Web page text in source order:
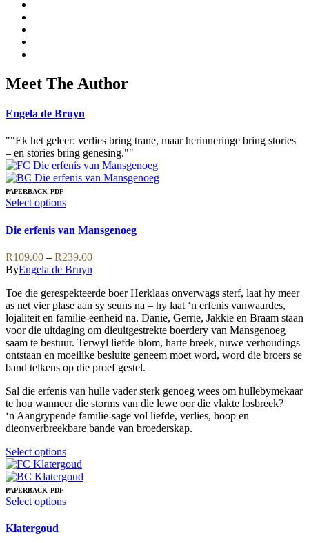
Meet The Author
Engela de Bruyn
""Ek het geleer: verlies bring trane, maar herinneringe bring stories
– en stories bring genesing.""
PAPERBACK PDF
Select optionsThis
has
multiple
variants.
The
options
may
be
chosen
on
the
product
page
Die erfenis van Mansgenoeg
R109.00 – R239.00Price
through
R239.00
ByEngela de Bruyn
Toe die gerespekteerde boer Herklaas onverwags sterf, laat hy meer
as net vier plase aan sy seuns na – hy laat ‘n erfenis vanwaardes,
lojaliteit en familie-eenheid na. Danie, Gerrie, Jakkie en Braam staan
voor die uitdaging om dieuitgestrekte boerdery van Mansgenoeg
saam te bestuur. Terwyl liefde blom, harte breek, nuwe verhoudings
ontstaan en moeilike besluite geneem moet word, word die broers se
band telkens op die proef gestel.
Sal die erfenis van hulle vader sterk genoeg wees om hullebymekaar
te hou wanneer die storms van die lewe oor die vlakte losbreek?
‘n Aangrypende familie-sage vol liefde, verlies, hoop en
dieonverbreekbare bande van broederskap.
Select optionsThis
product
has
variants.
PAPERBACK PDF
Select optionsThis
Klatergoud